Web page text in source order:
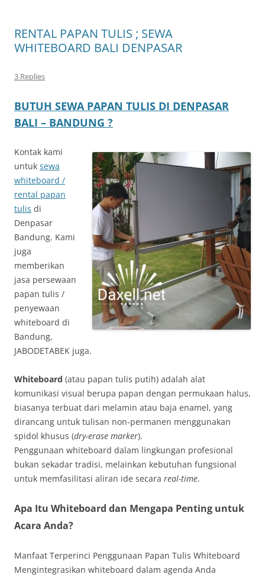
RENTAL PAPAN TULIS ; SEWA
WHITEBOARD BALI DENPASAR
3 Replies
BUTUH SEWA PAPAN TULIS DI DENPASAR
BALI – BANDUNG ?
Kontak kami
untuk sewa
whiteboard /
rental papan
tulis di
Denpasar
Bandung. Kami
juga
memberikan
jasa persewaan
papan tulis /
penyewaan
whiteboard di
Bandung,
JABODETABEK juga.
Whiteboard (atau papan tulis putih) adalah alat
komunikasi visual berupa papan dengan permukaan halus,
biasanya terbuat dari melamin atau baja enamel, yang
dirancang untuk tulisan non-permanen menggunakan
spidol khusus (dry-erase marker).
Penggunaan whiteboard dalam lingkungan profesional
bukan sekadar tradisi, melainkan kebutuhan fungsional
untuk memfasilitasi aliran ide secara real-time.
Apa Itu Whiteboard dan Mengapa Penting untuk
Acara Anda?
Manfaat Terperinci Penggunaan Papan Tulis Whiteboard
Mengintegrasikan whiteboard dalam agenda Anda